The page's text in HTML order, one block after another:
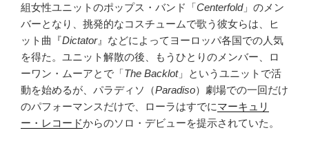
組女性ユニットのポップス・バンド「Centerfold」のメン
バーとなり、挑発的なコスチュームで歌う彼女らは、ヒ
ット曲『Dictator』などによってヨーロッパ各国での人気
を得た。ユニット解散の後、もうひとりのメンバー、ロ
ーワン・ムーアとで「The Backlot」というユニットで活
動を始めるが、パラディソ（Paradiso）劇場での一回だけ
のパフォーマンスだけで、ローラはすでにマーキュリ
ー・レコードからのソロ・デビューを提示されていた。